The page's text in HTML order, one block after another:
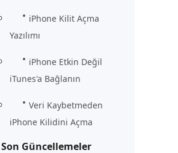
iPhone Kilit Açma
Yazılımı
iPhone Etkin Değil
iTunes'a Bağlanın
Veri Kaybetmeden
iPhone Kilidini Açma
Son Güncellemeler